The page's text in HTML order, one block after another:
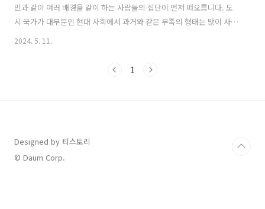
민과 같이 여러 배경을 같이 하는 사람들의 집단이 먼저 떠오릅니다. 도
시 국가가 대부분인 현대 사회에서 과거와 같은 부족의 형태는 많이 사라
졌지만, 커뮤니티라는 형태로써 부족의 명맥을 유지하고 있습니다. 아
고, 자신들의 뜻을 더 쉽게 전파할 수 있기 때문입니다. 커뮤니티의 규모
2024. 5. 11.
1
Designed by 티스토리
© Daum Corp.